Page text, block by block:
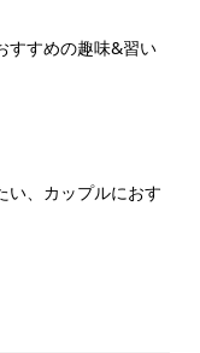
すすめの趣味&習い
い、カップルにおす